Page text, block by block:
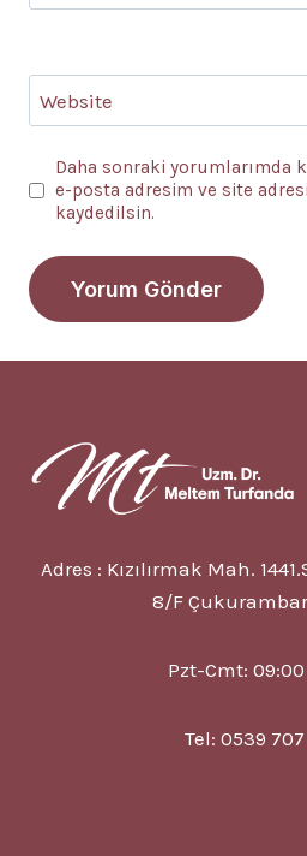
Website
Daha sonraki yorumlarımda
e-posta adresim ve site
kaydedilsin.
Adres : Kızılırmak Mah.
8/F
Pzt-Cmt:
Tel: 0539 707